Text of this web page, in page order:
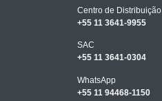
Centro de Distribuição
+55 11 3641-9955
SAC
+55 11 3641-0304
WhatsApp
+55 11 94468-1150